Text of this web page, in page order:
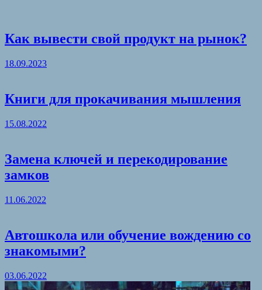
Как вывести свой продукт на рынок?
18.09.2023
Книги для прокачивания мышления
15.08.2022
Замена ключей и перекодирование
замков
11.06.2022
Автошкола или обучение вождению со
знакомыми?
03.06.2022